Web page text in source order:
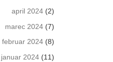
april 2024 (2)
marec 2024 (7)
februar 2024 (8)
januar 2024 (11)